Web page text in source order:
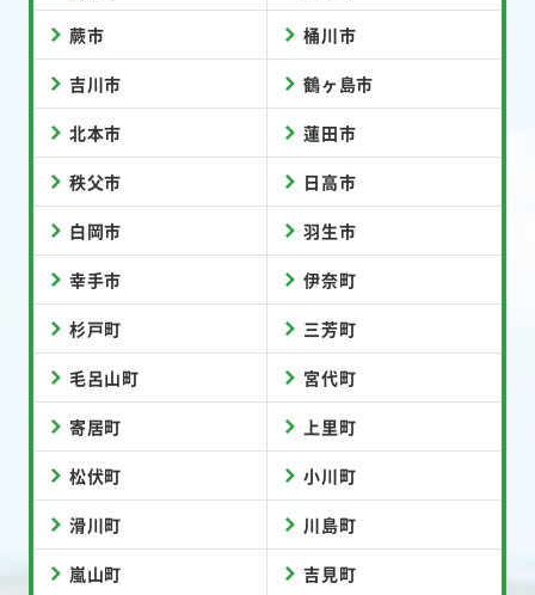
蕨市 桶川市
吉川市 鶴ヶ島市
北本市 蓮田市
秩父市 日高市
白岡市 羽生市
幸手市 伊奈町
杉戸町 三芳町
毛呂山町 宮代町
寄居町 上里町
松伏町 小川町
滑川町 川島町
嵐山町 吉見町